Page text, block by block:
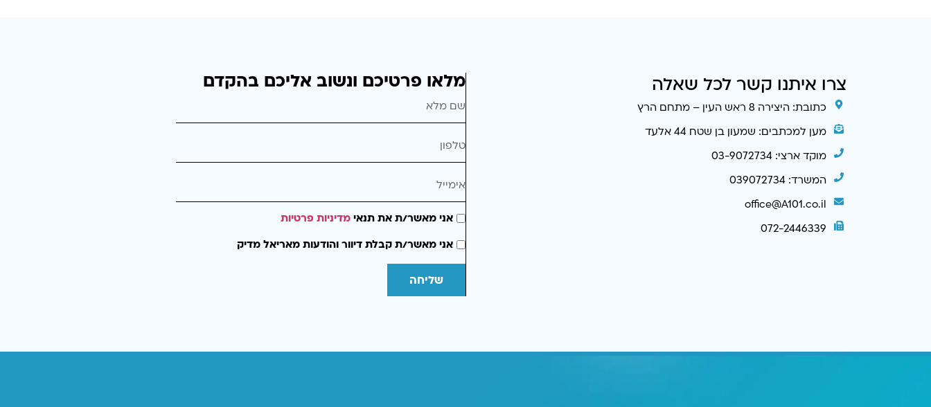
צרו איתנו קשר לכל שאלה
כתובת: היצירה 8 ראש העין – מתחם הרץ
מען למכתבים: שמעון בן שטח 44 אלעד
מוקד ארצי: 03-9072734
המשרד: 039072734
office@A101.co.il
072-2446339
מלאו פרטיכם ונשוב אליכם בהקדם
אני מאשר/ת את תנאי מדיניות פרטיות
אני מאשר/ת קבלת דיוור והודעות מאריאל מדיק
שליחה